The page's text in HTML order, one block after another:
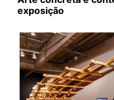
exposição